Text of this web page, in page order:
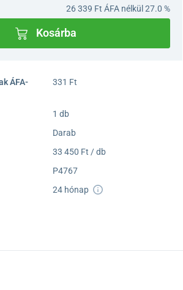
26 339 Ft ÁFA nélkül 27.0 %
Kosárba
ÁFA-
331 Ft
1 db
Darab
33 450 Ft / db
P4767
24 hónap